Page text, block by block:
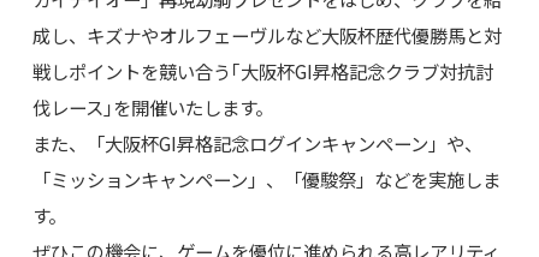
成し、キズナやオルフェーヴルなど大阪杯歴代優勝馬と対
戦しポイントを競い合う｢大阪杯GI昇格記念クラブ対抗討
伐レース｣を開催いたします。
また、「大阪杯GI昇格記念ログインキャンペーン」や、
「ミッションキャンペーン」、「優駿祭」などを実施しま
す。
ぜひこの機会に、ゲームを優位に進められる高レアリティ